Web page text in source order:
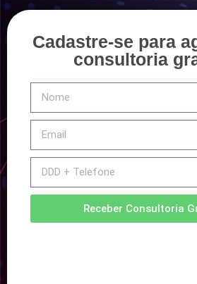
Cadastre-se para
consultoria
Receber Consultoria